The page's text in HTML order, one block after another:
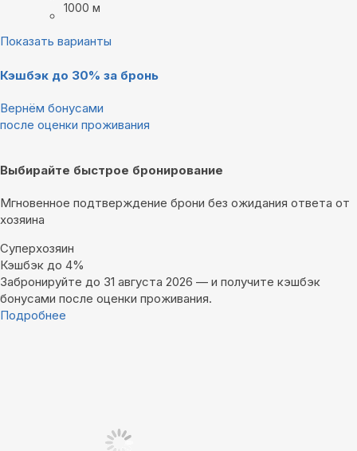
1000 м
Показать варианты
Кэшбэк до 30% за бронь
Вернём бонусами
после оценки проживания
Выбирайте быстрое бронирование
Мгновенное подтверждение брони без ожидания ответа от
хозяина
Суперхозяин
Кэшбэк до 4%
Забронируйте до 31 августа 2026 — и получите кэшбэк
бонусами после оценки проживания.
Подробнее